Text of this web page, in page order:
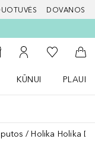
DOVANOS
paiešką
Į mano paskyrą
Į mano
Į
KŪNUI
Holika Holika